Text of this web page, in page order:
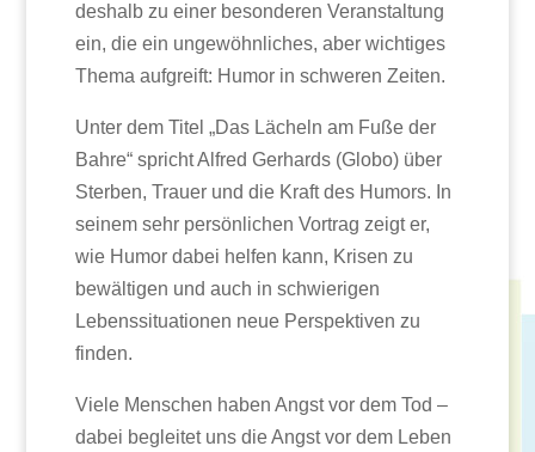
deshalb zu einer besonderen Veranstaltung
ein, die ein ungewöhnliches, aber wichtiges
Thema aufgreift: Humor in schweren Zeiten.
Unter dem Titel „Das Lächeln am Fuße der
Bahre“ spricht Alfred Gerhards (Globo) über
Sterben, Trauer und die Kraft des Humors. In
seinem sehr persönlichen Vortrag zeigt er,
wie Humor dabei helfen kann, Krisen zu
bewältigen und auch in schwierigen
Lebenssituationen neue Perspektiven zu
finden.
Viele Menschen haben Angst vor dem Tod –
dabei begleitet uns die Angst vor dem Leben